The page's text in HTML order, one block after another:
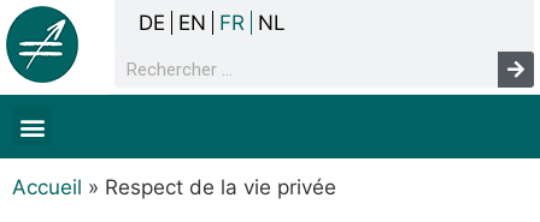
DE EN FR NL
Accueil » Respect de la vie privée